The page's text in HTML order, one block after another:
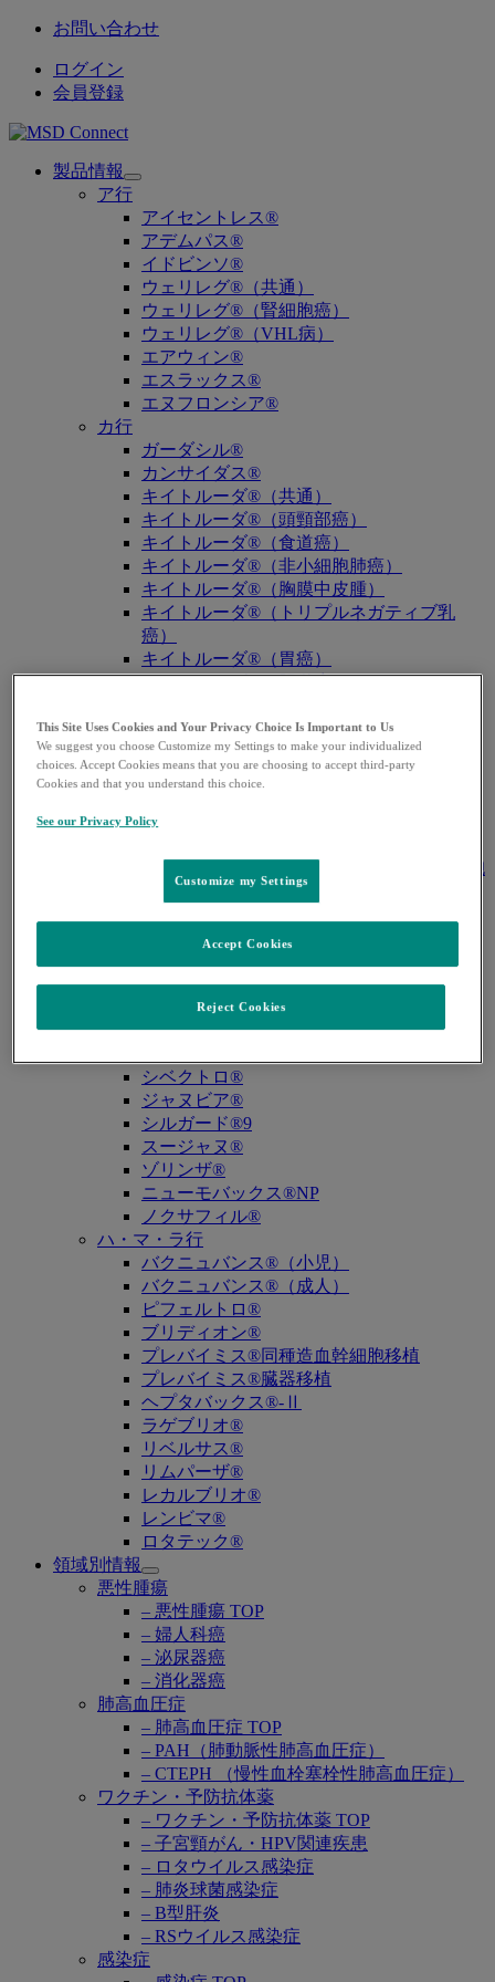
お問い合わせ
ログイン
会員登録
製品情報
Open
submenu
ア行
アイセントレス®
アデムパス®
イドビンソ®
ウェリレグ®（共通）
ウェリレグ®（腎細胞癌）
ウェリレグ®（VHL病）
エアウィン®
エスラックス®
エヌフロンシア®
カ行
ガーダシル®
カンサイダス®
キイトルーダ®（共通）
キイトルーダ®（頭頸部癌）
キイトルーダ®（食道癌）
キイトルーダ®（非小細胞肺癌）
キイトルーダ®（胸膜中皮腫）
キイトルーダ®（トリプルネガティブ乳
癌）
キイトルーダ®（胃癌）
キイトルーダ®（胆道癌）
キイトルーダ®（尿路上皮癌）
キイトルーダ®（子宮体癌）
キイトルーダ®（子宮頸癌）
キイトルーダ®（古典的ホジキンリンパ
キイトルーダ®（原発性縦隔大細胞型B細胞
リンパ腫（PMBCL））
キイトルーダ®（MSI-High結腸・直腸癌）
キャップバックス®
キュビシン®
サ・タ・ナ行
シベクトロ®
ジャヌビア®
シルガード®9
スージャヌ®
ゾリンザ®
ニューモバックス®NP
ノクサフィル®
ハ・マ・ラ行
バクニュバンス®（小児）
バクニュバンス®（成人）
ピフェルトロ®
ブリディオン®
プレバイミス®同種造血幹細胞移植
プレバイミス®臓器移植
ヘプタバックス®-Ⅱ
ラゲブリオ®
リベルサス®
リムパーザ®
レカルブリオ®
レンビマ®
ロタテック®
領域別情報
Open
submenu
悪性腫瘍
– 悪性腫瘍 TOP
– 婦人科癌
– 泌尿器癌
– 消化器癌
肺高血圧症
– 肺高血圧症 TOP
– PAH（肺動脈性肺高血圧症）
– CTEPH （慢性血栓塞栓性肺高血圧症）
ワクチン・予防抗体薬
– ワクチン・予防抗体薬 TOP
– 子宮頸がん・HPV関連疾患
– ロタウイルス感染症
– 肺炎球菌感染症
– B型肝炎
– RSウイルス感染症
感染症
This Site Uses Cookies and Your Privacy Choice Is Important to Us
We suggest you choose Customize my Settings to make your individualized
choices. Accept Cookies means that you are choosing to accept third-party
Cookies and that you understand this choice.
See our Privacy Policy
Customize my Settings
Reject Cookies
Accept Cookies